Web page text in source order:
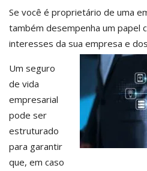
Se você é proprietário de uma
também desempenha um papel
interesses da sua empresa e
Um seguro
de vida
empresarial
pode ser
estruturado
para garantir
que, em caso